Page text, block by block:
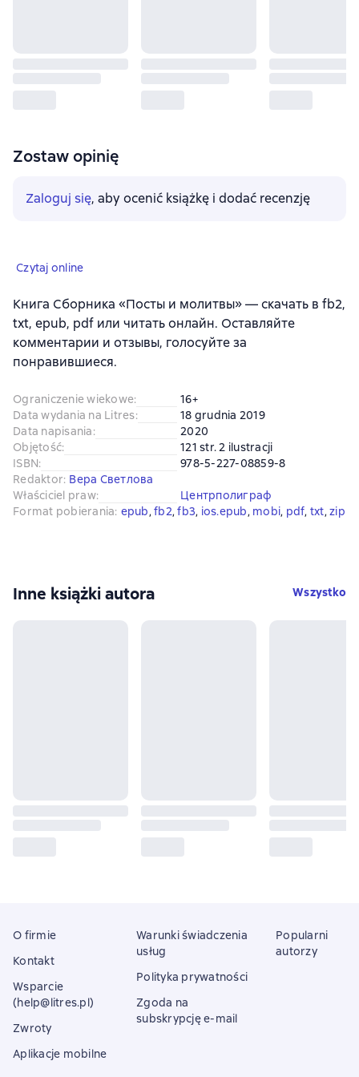
Zostaw opinię
Zaloguj się, aby ocenić książkę i dodać recenzję
Czytaj online
Книга Сборника «Посты и молитвы» — скачать в fb2,
txt, epub, pdf или читать онлайн. Оставляйте
комментарии и отзывы, голосуйте за
понравившиеся.
Ograniczenie wiekowe:
16+
Data wydania na Litres:
18 grudnia 2019
Data napisania:
2020
Objętość:
121 str. 2 ilustracji
ISBN:
978-5-227-08859-8
Redaktor: Вера Светлова
Właściciel praw:
Центрполиграф
Format pobierania: epub, fb2, fb3, ios.epub, mobi, pdf, txt, zip
Inne książki autora Wszystko
O firmie
Kontakt
Wsparcie
(help@litres.pl)
Zwroty
Aplikacje mobilne
Warunki świadczenia
usług
Polityka prywatności
Zgoda na
subskrypcję e-mail
Popularni
autorzy